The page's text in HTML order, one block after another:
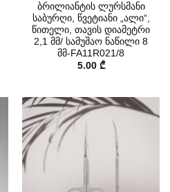
ბრილიანტის ლურსმანი
საბურღი, წვეტიანი „ალი“,
წითელი, თავის დიამეტრი
2,1 მმ/ სამუშაო ნაწილი 8
მმ-FA11R021/8
5.00 ₾